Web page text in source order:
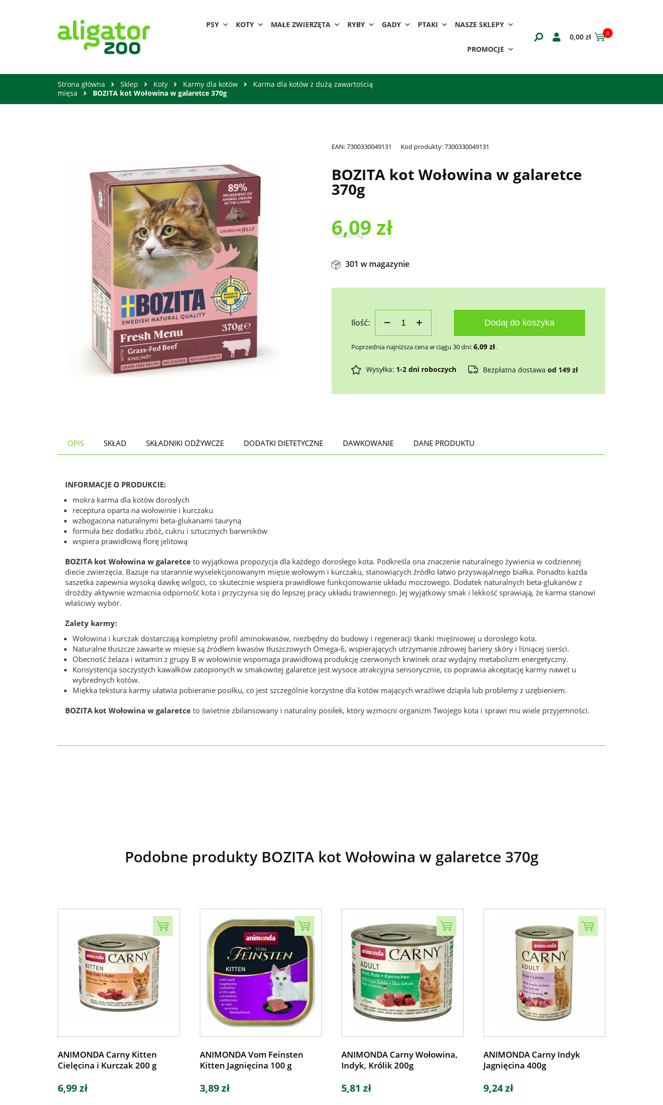
PSY KOTY MAŁE ZWIERZĘTA RYBY GADY PTAKI NASZE SKLEPY
PROMOCJE
0,00 zł 0
Strona główna Sklep Koty Karmy dla kotów
Karma dla kotów z dużą zawartością
mięsa
BOZITA kot Wołowina w galaretce 370g
EAN:7300330049131 Kod produkty:7300330049131
BOZITA kot Wołowina w galaretce
370g
6,09 zł
16,46zł /kg
301 w magazynie
Ilość: Dodaj do koszyka
Poprzednia najniższa cena w ciągu 30 dni:6,09 zł.
Wysyłka: 1-2 dni roboczych Bezpłatna dostawa od 149 zł
OPIS SKŁAD SKŁADNIKI ODŻYWCZE DODATKI DIETETYCZNE DAWKOWANIE DANE PRODUKTU
INFORMACJE O PRODUKCIE:
mokra karma dla kotów dorosłych
receptura oparta na wołowinie i kurczaku
wzbogacona naturalnymi beta-glukanami tauryną
formuła bez dodatku zbóż, cukru i sztucznych barwników
wspiera prawidłową florę jelitową
BOZITA kot Wołowina w galaretce to wyjątkowa propozycja dla każdego dorosłego kota. Podkreśla ona znaczenie naturalnego żywienia w codziennej
diecie zwierzęcia. Bazuje na starannie wyselekcjonowanym mięsie wołowym i kurczaku, stanowiących źródło łatwo przyswajalnego białka. Ponadto każda
saszetka zapewnia wysoką dawkę wilgoci, co skutecznie wspiera prawidłowe funkcjonowanie układu moczowego. Dodatek naturalnych beta-glukanów z
drożdży aktywnie wzmacnia odporność kota i przyczynia się do lepszej pracy układu trawiennego. Jej wyjątkowy smak i lekkość sprawiają, że karma stanowi
właściwy wybór.
Zalety karmy:
Wołowina i kurczak dostarczają kompletny profil aminokwasów, niezbędny do budowy i regeneracji tkanki mięśniowej u dorosłego kota.
Naturalne tłuszcze zawarte w mięsie są źródłem kwasów tłuszczowych Omega-6, wspierających utrzymanie zdrowej bariery skóry i lśniącej sierści.
Obecność żelaza i witamin z grupy B w wołowinie wspomaga prawidłową produkcję czerwonych krwinek oraz wydajny metabolizm energetyczny.
Konsystencja soczystych kawałków zatopionych w smakowitej galaretce jest wysoce atrakcyjna sensorycznie, co poprawia akceptację karmy nawet u
wybrednych kotów.
Miękka tekstura karmy ułatwia pobieranie posiłku, co jest szczególnie korzystne dla kotów mających wrażliwe dziąsła lub problemy z uzębieniem.
BOZITA kot Wołowina w galaretce to świetnie zbilansowany i naturalny posiłek, który wzmocni organizm Twojego kota i sprawi mu wiele przyjemności.
Podobne produkty BOZITA kot Wołowina w galaretce 370g
ANIMONDA Carny Kitten
Cielęcina i Kurczak 200 g
6,99 zł
ANIMONDA Vom Feinsten
Kitten Jagnięcina 100 g
3,89 zł
ANIMONDA Carny Wołowina,
Indyk, Królik 200g
5,81 zł
ANIMONDA Carny Indyk
Jagnięcina 400g
9,24 zł